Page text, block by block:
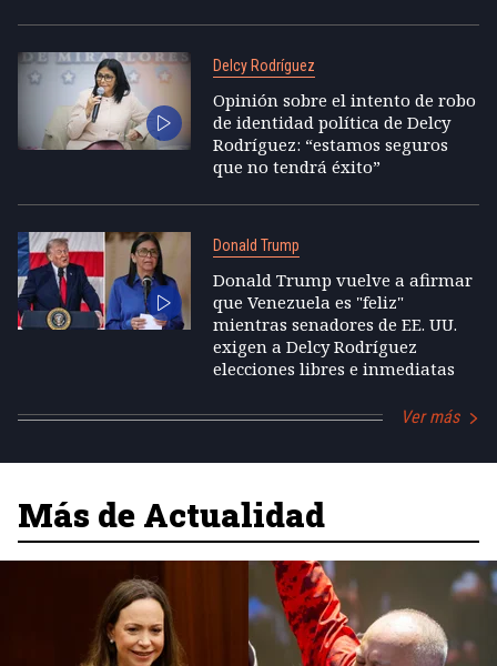
Delcy Rodríguez
Opinión sobre el intento de robo
de identidad política de Delcy
Rodríguez: “estamos seguros
que no tendrá éxito”
Donald Trump
Donald Trump vuelve a afirmar
que Venezuela es "feliz"
mientras senadores de EE. UU.
exigen a Delcy Rodríguez
elecciones libres e inmediatas
Ver más
Más de Actualidad